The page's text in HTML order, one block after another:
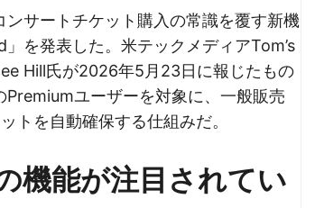
サートチケット購入の常識を覆す新機
を発表した。米テックメディアTom’s
Hill氏が2026年5月23日に報じたもの
ユーザーを対象に、一般販売
トを自動確保する仕組みだ。
機能が注目されてい